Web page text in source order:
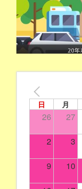
日 月
26 27
2 3
9 10